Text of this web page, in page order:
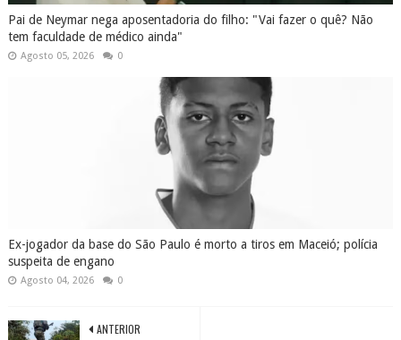
Pai de Neymar nega aposentadoria do filho: "Vai fazer o quê? Não
tem faculdade de médico ainda"
Agosto 05, 2026 0
Ex-jogador da base do São Paulo é morto a tiros em Maceió; polícia
suspeita de engano
Agosto 04, 2026 0
ANTERIOR